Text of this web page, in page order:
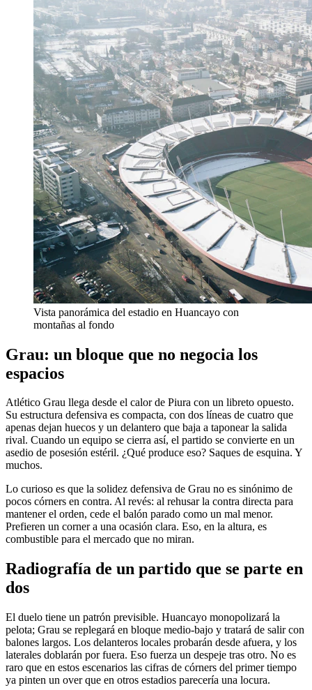
Vista panorámica del estadio en Huancayo con
montañas al fondo
Grau: un bloque que no negocia los
espacios
Atlético Grau llega desde el calor de Piura con un libreto opuesto.
Su estructura defensiva es compacta, con dos líneas de cuatro que
apenas dejan huecos y un delantero que baja a taponear la salida
rival. Cuando un equipo se cierra así, el partido se convierte en un
asedio de posesión estéril. ¿Qué produce eso? Saques de esquina. Y
muchos.
Lo curioso es que la solidez defensiva de Grau no es sinónimo de
pocos córners en contra. Al revés: al rehusar la contra directa para
mantener el orden, cede el balón parado como un mal menor.
Prefieren un corner a una ocasión clara. Eso, en la altura, es
combustible para el mercado que no miran.
Radiografía de un partido que se parte en
dos
El duelo tiene un patrón previsible. Huancayo monopolizará la
pelota; Grau se replegará en bloque medio-bajo y tratará de salir con
balones largos. Los delanteros locales probarán desde afuera, y los
laterales doblarán por fuera. Eso fuerza un despeje tras otro. No es
raro que en estos escenarios las cifras de córners del primer tiempo
ya pinten un over que en otros estadios parecería una locura.